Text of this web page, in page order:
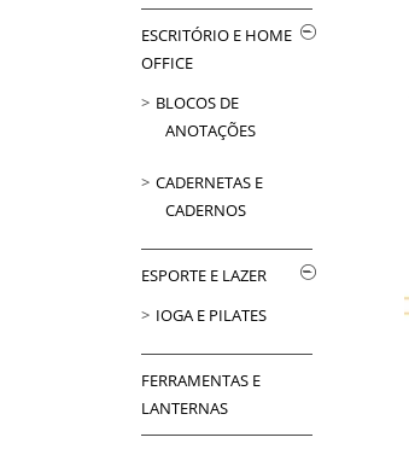
ESCRITÓRIO E HOME
OFFICE
BLOCOS DE
ANOTAÇÕES
CADERNETAS E
CADERNOS
ESPORTE E LAZER
IOGA E PILATES
FERRAMENTAS E
LANTERNAS